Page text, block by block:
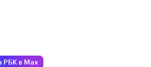
РБК в Max